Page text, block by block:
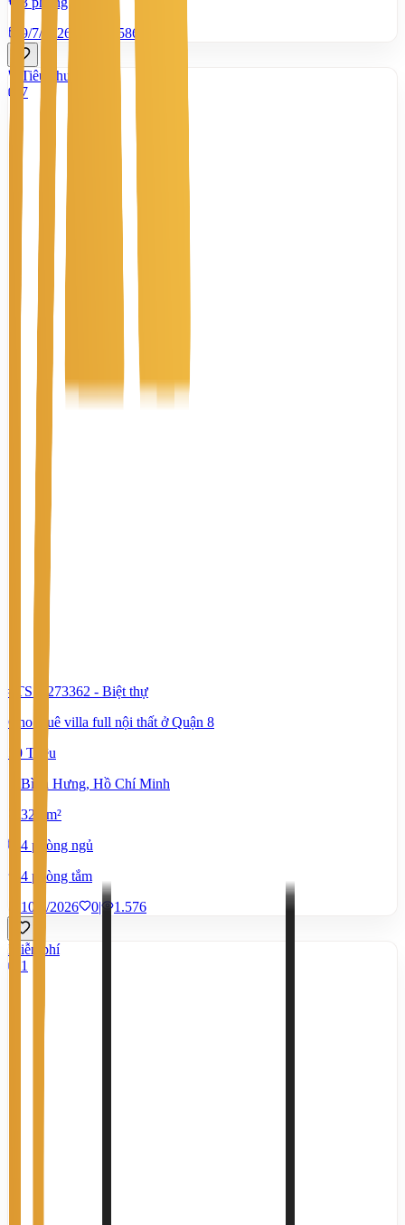
9/7/2026
1.586
Tiêu chuẩn
7
#TS74273362 - Biệt thự
Cho thuê villa full nội thất ở Quận 8
50 Triệu
Bình Hưng, Hồ Chí Minh
328 m²
4 phòng ngủ
4 phòng tắm
10/7/2026
0| 1.576
Miễn phí
1